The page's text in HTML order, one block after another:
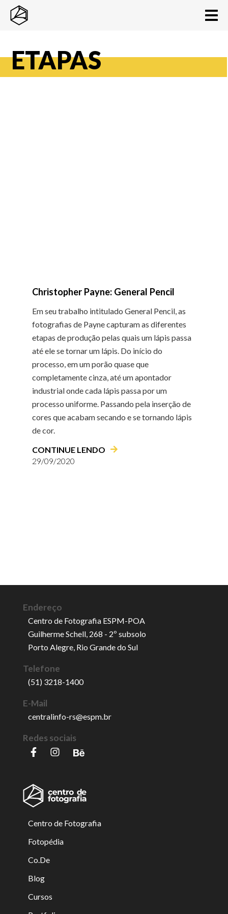
ETAPAS
Christopher Payne: General Pencil
Em seu trabalho intitulado General Pencil, as
fotografias de Payne capturam as diferentes
etapas de produção pelas quais um lápis passa
até ele se tornar um lápis. Do início do
processo, em um porão quase que
completamente cinza, até um apontador
industrial onde cada lápis passa por um
processo uniforme. Passando pela inserção de
cores que acabam secando e se tornando lápis
de cor.
29/09/2020
CONTINUE LENDO
Endereço
Centro de Fotografia ESPM-POA
Guilherme Schell, 268 - 2º subsolo
Porto Alegre, Rio Grande do Sul
Telefone
(51) 3218-1400
E-Mail
centralinfo-rs@espm.br
Redes sociais
Centro de Fotografia
Fotopédia
Co.De
Blog
Cursos